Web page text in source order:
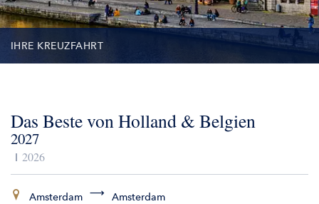
IHRE KREUZFAHRT
LEISTUNGEN
AUSFLÜGE
ZUSATZLEISTUNGEN
Das Beste von Holland & Belgien
2027
2026
Amsterdam Amsterdam